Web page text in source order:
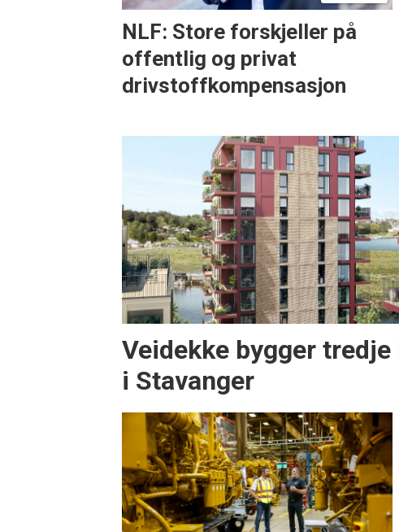
NLF: Store forskjeller på
offentlig og privat
drivstoffkompensasjon
Veidekke bygger
i Stavanger